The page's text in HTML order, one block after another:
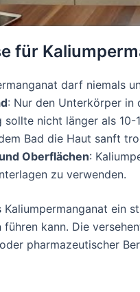
für
darf niemals
: Nur den Unterkörper in
sollte nicht länger als 10-
Bad die Haut sanft
Oberflächen:
zu verwenden.
ein
kann. Die
pharmazeutischer